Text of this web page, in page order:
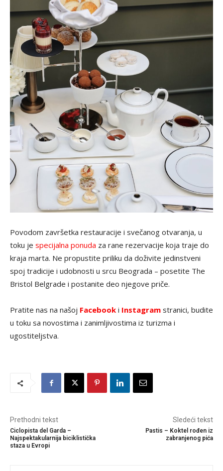
Povodom završetka restauracije i svečanog otvaranja, u
toku je specijalna ponuda za rane rezervacije koja traje do
kraja marta. Ne propustite priliku da doživite jedinstveni
spoj tradicije i udobnosti u srcu Beograda – posetite The
Bristol Belgrade i postanite deo njegove priče.
Pratite nas na našoj Facebook i Instagram stranici, budite
u toku sa novostima i zanimljivostima iz turizma i
ugostiteljstva.
Prethodni tekst
Ciclopista del Garda –
Najspektakularnija biciklistička
staza u Evropi
Sledeći tekst
Pastis – Koktel rođen iz
zabranjenog pića